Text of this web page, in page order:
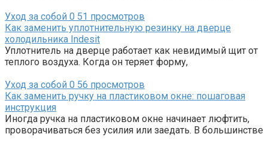
Уход за собой 0 51 просмотров
Как заменить уплотнительную резинку на дверце
холодильника Indesit
Уплотнитель на дверце работает как невидимый щит от
теплого воздуха. Когда он теряет форму,
Уход за собой 0 56 просмотров
Как заменить ручку на пластиковом окне: пошаговая
инструкция
Иногда ручка на пластиковом окне начинает люфтить,
проворачиваться без усилия или заедать. В большинстве